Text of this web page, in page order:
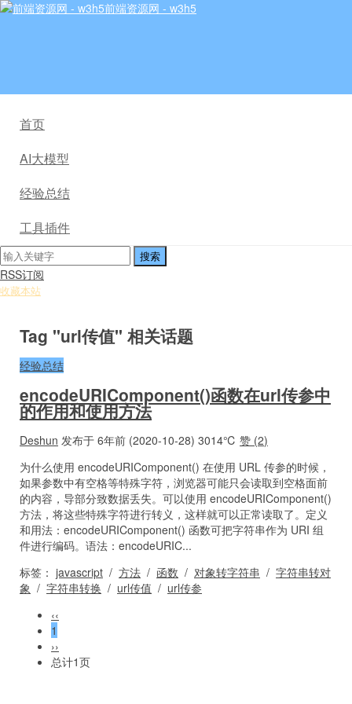
前端资源网 - w3h5
首页
AI大模型
经验总结
工具插件
RSS订阅
收藏本站
Tag "url传值" 相关话题
经验总结
encodeURIComponent()函数在url传参中
的作用和使用方法
Deshun 发布于 6年前 (2020-10-28) 3014℃ 赞 (2)
为什么使用 encodeURIComponent() 在使用 URL 传参的时候，
如果参数中有空格等特殊字符，浏览器可能只会读取到空格面前
的内容，导部分致数据丢失。可以使用 encodeURIComponent()
方法，将这些特殊字符进行转义，这样就可以正常读取了。定义
和用法：encodeURIComponent() 函数可把字符串作为 URI 组
件进行编码。语法：encodeURIC...
标签： javascript / 方法 / 函数 / 对象转字符串 / 字符串转对
象 / 字符串转换 / url传值 / url传参
‹‹
1
››
总计1页